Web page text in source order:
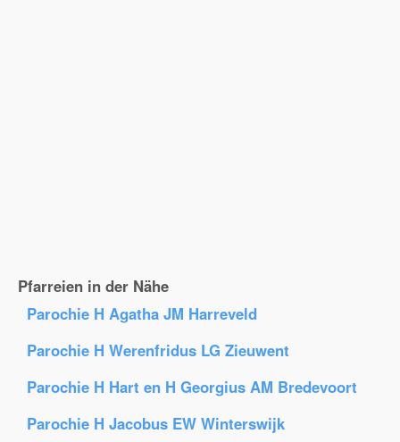
Pfarreien in der Nähe
Parochie H Agatha JM Harreveld
Parochie H Werenfridus LG Zieuwent
Parochie H Hart en H Georgius AM Bredevoort
Parochie H Jacobus EW Winterswijk